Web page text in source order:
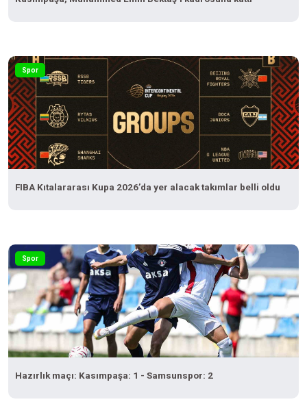
Spor
FIBA Kıtalararası Kupa 2026’da yer alacak takımlar belli oldu
Spor
Hazırlık maçı: Kasımpaşa: 1 - Samsunspor: 2